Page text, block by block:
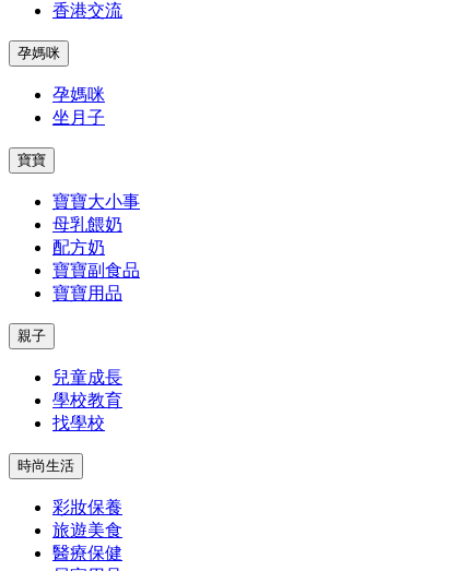
香港交流
孕媽咪
孕媽咪
坐月子
寶寶
寶寶大小事
母乳餵奶
配方奶
寶寶副食品
寶寶用品
親子
兒童成長
學校教育
找學校
時尚生活
彩妝保養
旅遊美食
醫療保健